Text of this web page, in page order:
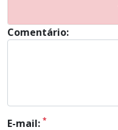
Comentário:
E-mail: *